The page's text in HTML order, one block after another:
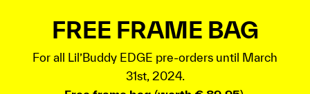
FREE FRAME BAG
For all Lil’Buddy EDGE pre-orders until March
31st, 2024.